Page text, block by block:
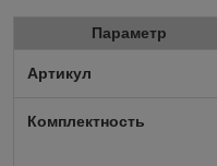
Параметр
Артикул
Комплектность